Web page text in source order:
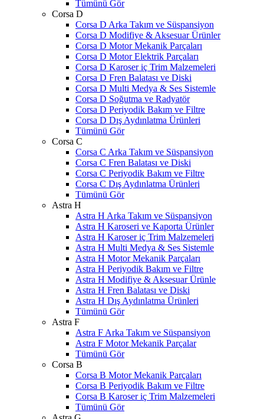
Tümünü Gör
Corsa D
Corsa D Arka Takım ve Süspansiyon
Corsa D Modifiye & Aksesuar Ürünler
Corsa D Motor Mekanik Parçaları
Corsa D Motor Elektrik Parçaları
Corsa D Karoser iç Trim Malzemeleri
Corsa D Fren Balatası ve Diski
Corsa D Multi Medya & Ses Sistemle
Corsa D Soğutma ve Radyatör
Corsa D Periyodik Bakım ve Filtre
Corsa D Dış Aydınlatma Ürünleri
Tümünü Gör
Corsa C
Corsa C Arka Takım ve Süspansiyon
Corsa C Fren Balatası ve Diski
Corsa C Periyodik Bakım ve Filtre
Corsa C Dış Aydınlatma Ürünleri
Tümünü Gör
Astra H
Astra H Arka Takım ve Süspansiyon
Astra H Karoseri ve Kaporta Ürünler
Astra H Karoser iç Trim Malzemeleri
Astra H Multi Medya & Ses Sistemle
Astra H Motor Mekanik Parçaları
Astra H Periyodik Bakım ve Filtre
Astra H Modifiye & Aksesuar Ürünle
Astra H Fren Balatası ve Diski
Astra H Dış Aydınlatma Ürünleri
Tümünü Gör
Astra F
Astra F Arka Takım ve Süspansiyon
Astra F Motor Mekanik Parçalar
Tümünü Gör
Corsa B
Corsa B Motor Mekanik Parçaları
Corsa B Periyodik Bakım ve Filtre
Corsa B Karoser iç Trim Malzemeleri
Tümünü Gör